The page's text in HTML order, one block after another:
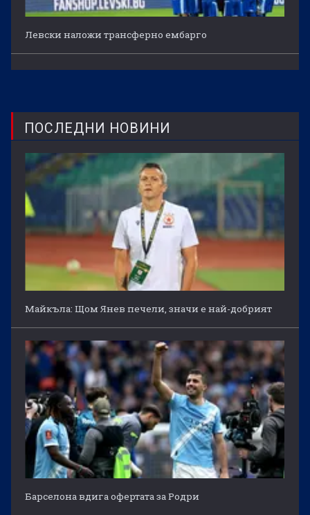
Левски наложи трансферно ембарго
ПОСЛЕДНИ НОВИНИ
Майкъла: Щом Янев печели, значи е най-добрият
Барселона вдига офертата за Родри